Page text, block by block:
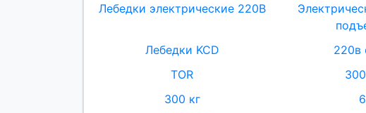
Лебедки электрические 220В
Лебедки KCD
220в
TOR
300 кг